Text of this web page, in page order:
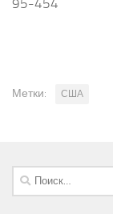
95-454
Метки: США
Найти: